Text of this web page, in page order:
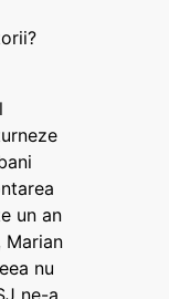
un an
Marian
nu
ne-a